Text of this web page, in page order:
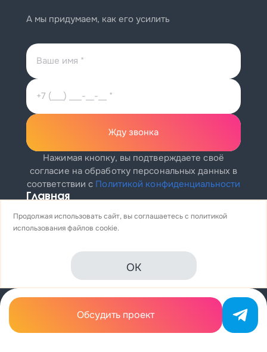
А мы придумаем, как его усилить
Жду звонка
Нажимая кнопку, вы подтверждаете своё
согласие на обработку персональных данных в
соответствии с Политикой конфиденциальности
Главная
О нас
Блог
Контакты
Карта сайта
8 (812) 425-62-05
ул. Магнитогорская, 51А, офис 109
info@profitkit.ru
Обсудить проект
Продолжая использовать сайт, вы соглашаетесь с политикой
использованияфайлов cookie.
OK